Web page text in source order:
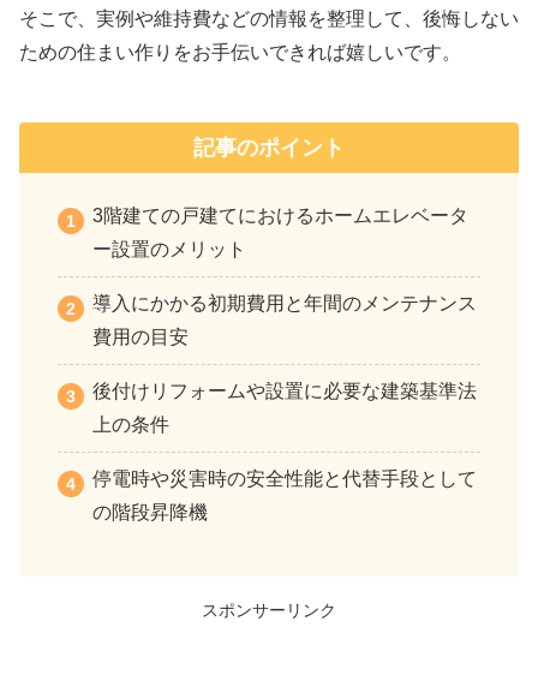
そこで、実例や維持費などの情報を整理して、後悔しない
ための住まい作りをお手伝いできれば嬉しいです。
記事のポイント
3階建ての戸建てにおけるホームエレベータ
ー設置のメリット
導入にかかる初期費用と年間のメンテナンス
費用の目安
後付けリフォームや設置に必要な建築基準法
上の条件
停電時や災害時の安全性能と代替手段として
の階段昇降機
スポンサーリンク